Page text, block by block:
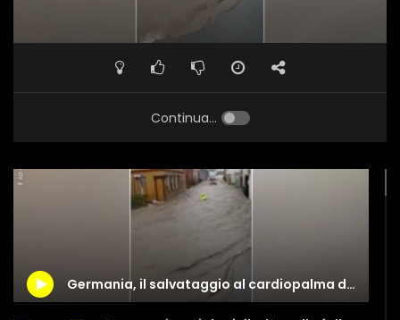
Continua...
Germania, il salvataggio al cardiopalma di un pompiere trascinato dalla corrente